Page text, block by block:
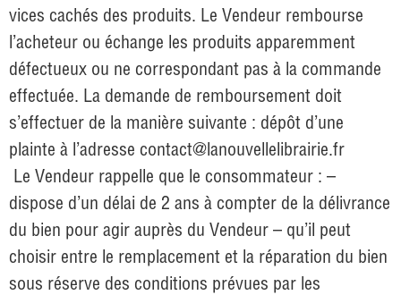
vices cachés des produits. Le Vendeur rembourse
l’acheteur ou échange les produits apparemment
défectueux ou ne correspondant pas à la commande
effectuée. La demande de remboursement doit
s’effectuer de la manière suivante : dépôt d’une
plainte à l’adresse contact@lanouvellelibrairie.fr
Le Vendeur rappelle que le consommateur : –
dispose d’un délai de 2 ans à compter de la délivrance
du bien pour agir auprès du Vendeur – qu’il peut
choisir entre le remplacement et la réparation du bien
sous réserve des conditions prévues par les